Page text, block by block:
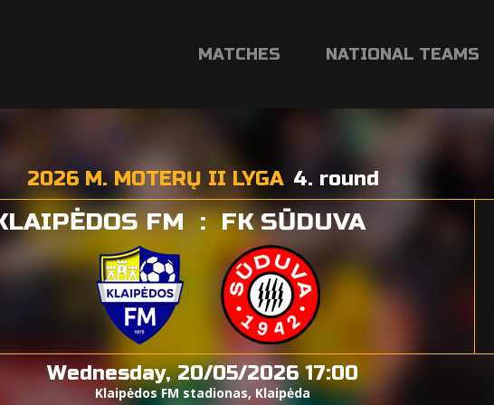
MATCHES NATIONAL TEAMS
2026 M. MOTERŲ II LYGA 4. round
FM : FK SŪDUVA
Wednesday, 20/05/2026 17:00
Klaipėdos FM stadionas, Klaipėda